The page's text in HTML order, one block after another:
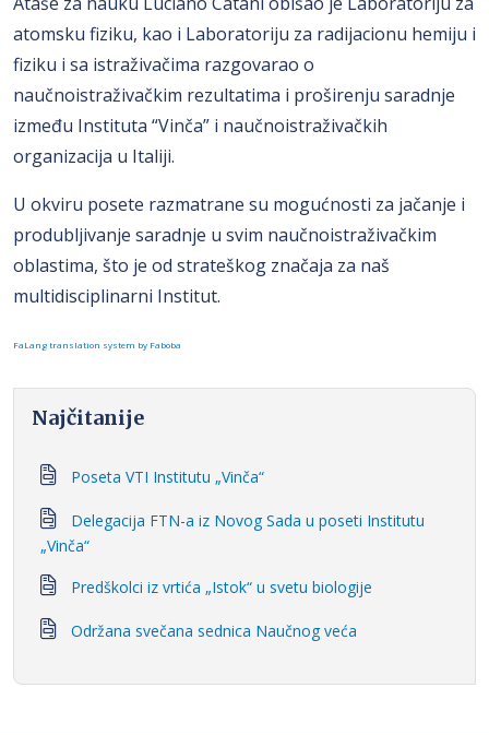
atomsku fiziku, kao i Laboratoriju za radijacionu hemiju i
fiziku i sa istraživačima razgovarao o
naučnoistraživačkim rezultatima i proširenju saradnje
između Instituta “Vinča” i naučnoistraživačkih
organizacija u Italiji.
U okviru posete razmatrane su mogućnosti za jačanje i
produbljivanje saradnje u svim naučnoistraživačkim
oblastima, što je od strateškog značaja za naš
multidisciplinarni Institut.
FaLang translation system by Faboba
Najčitanije
Poseta VTI Institutu „Vinča“
Delegacija FTN-a iz Novog Sada u poseti Institutu
„Vinča“
Predškolci iz vrtića „Istok“ u svetu biologije
Održana svečana sednica Naučnog veća